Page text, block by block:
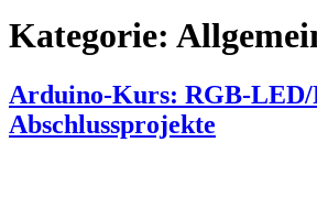
Kategorie:
Arduino-Kurs: RGB-
Abschlussprojekte